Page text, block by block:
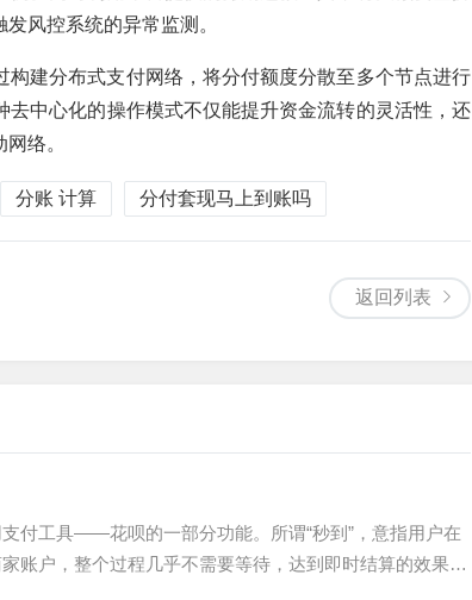
风控系统的异常监测。
建分布式支付网络，将分付额度分散至多个节点进行
中心化的操作模式不仅能提升资金流转的灵活性，还
络。
分账 计算 分付套现马上到账吗
返回列表
付工具——花呗的一部分功能。所谓“秒到”，意指用户在
账户，整个过程几乎不需要等待，达到即时结算的效果。